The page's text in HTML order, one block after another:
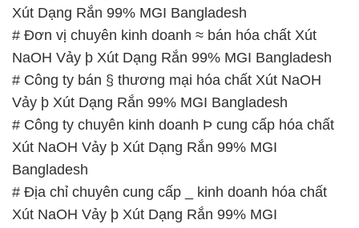
Xút Dạng Rắn 99% MGI Bangladesh
# Đơn vị chuyên kinh doanh ≈ bán hóa chất Xút
NaOH Vảy þ Xút Dạng Rắn 99% MGI Bangladesh
# Công ty bán § thương mại hóa chất Xút NaOH
Vảy þ Xút Dạng Rắn 99% MGI Bangladesh
# Công ty chuyên kinh doanh Þ cung cấp hóa chất
Xút NaOH Vảy þ Xút Dạng Rắn 99% MGI
Bangladesh
# Địa chỉ chuyên cung cấp _ kinh doanh hóa chất
Xút NaOH Vảy þ Xút Dạng Rắn 99% MGI